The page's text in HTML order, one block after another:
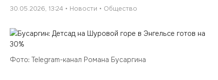
30.05.2026, 13:24 Новости Общество
Фото: Telegram-канал Романа Бусаргина